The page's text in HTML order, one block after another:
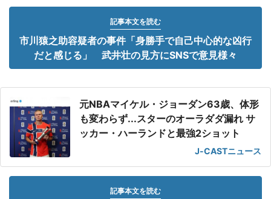
記事本文を読む
市川猿之助容疑者の事件「身勝手で自己中心的な凶行
だと感じる」 武井壮の見方にSNSで意見様々
元NBAマイケル・ジョーダン63歳、体形
も変わらず...スターのオーラダダ漏れ サ
ッカー・ハーランドと最強2ショット
J-CASTニュース
記事本文を読む